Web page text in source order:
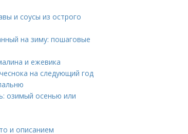
и соусы из острого
на зиму: пошаговые
и ежевика
на следующий год
озимый осенью или
и описанием